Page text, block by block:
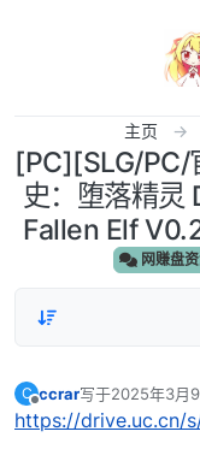
主页
[PC][SLG/PC/
史：堕落精
Fallen Elf
网赚盘
C
离线
ccrar写于2025年3月
最后由 编辑
https://drive.uc.cn/